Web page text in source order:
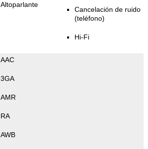
Altoparlante
Cancelación de ruido
(teléfono)
Hi-Fi
AAC
3GA
AMR
RA
AWB